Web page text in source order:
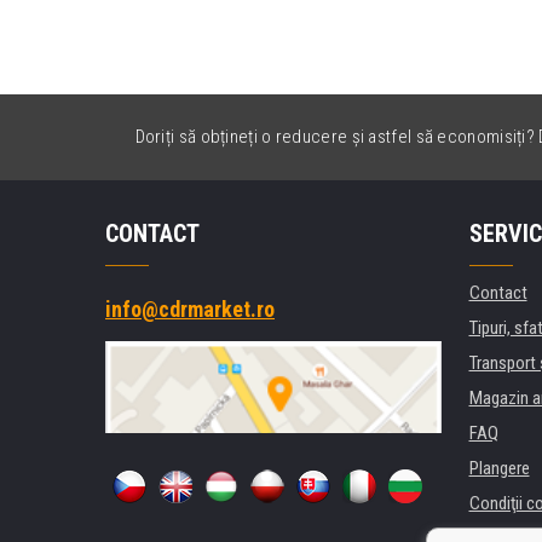
Doriți să obțineți o reducere și astfel să
CONTACT
info@cdrmarket.ro
Contact
Tipuri,
Transport
Magazin
FAQ
Plangere
Condiţii